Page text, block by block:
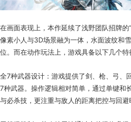
在画面表现上，本作延续了浅野团队招牌
像素小人与3D场景融为一体，水面波纹和
位。而在动作玩法上，游戏具备以下几个特
全7种武器设计：游戏提供了剑、枪、弓、
7种武器。操作逻辑相对简单，通过单键和
与必杀技，更注重与敌人的距离把控与回避